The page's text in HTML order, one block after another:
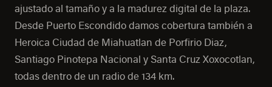
ajustado al tamaño y a la madurez digital de la plaza.
Desde Puerto Escondido damos cobertura también a
Heroica Ciudad de Miahuatlan de Porfirio Diaz,
Santiago Pinotepa Nacional y Santa Cruz Xoxocotlan,
todas dentro de un radio de 134 km.